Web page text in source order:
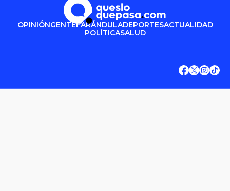
OPINIÓNGENTEFARÁNDULADEPORTESACTUALIDAD
POLÍTICASALUD